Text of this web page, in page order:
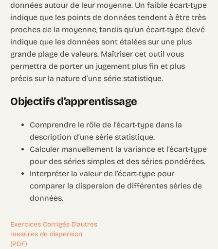
données autour de leur moyenne. Un faible écart-type
indique que les points de données tendent à être très
proches de la moyenne, tandis qu’un écart-type élevé
indique que les données sont étalées sur une plus
grande plage de valeurs. Maîtriser cet outil vous
permettra de porter un jugement plus fin et plus
précis sur la nature d’une série statistique.
Objectifs d’apprentissage
Comprendre le rôle de l’écart-type dans la
description d’une série statistique.
Calculer manuellement la variance et l’écart-type
pour des séries simples et des séries pondérées.
Interpréter la valeur de l’écart-type pour
comparer la dispersion de différentes séries de
données.
Exercices Corrigés D’autres
mesures de dispersion
(PDF)